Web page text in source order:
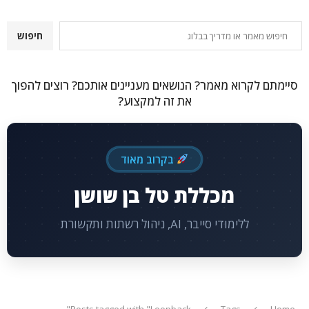
חיפוש
סיימתם לקרוא מאמר? הנושאים מעניינים אותכם? רוצים להפוך
את זה למקצוע?
בקרוב מאוד
מכללת טל בן שושן
ללימודי סייבר, AI, ניהול רשתות ותקשורת